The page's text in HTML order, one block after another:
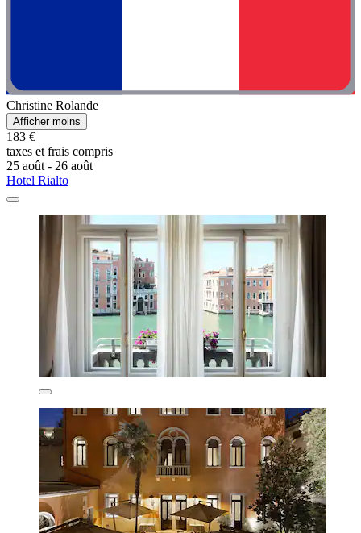
Christine Rolande
Afficher moins
183 €
taxes et frais compris
25 août - 26 août
Hotel Rialto